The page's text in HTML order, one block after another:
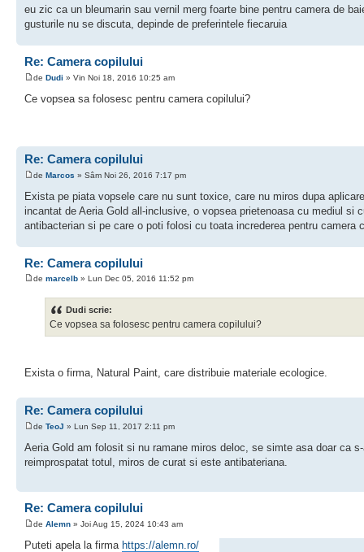
eu zic ca un bleumarin sau vernil merg foarte bine pentru camera de
gusturile nu se discuta, depinde de preferintele fiecaruia
Re: Camera copilului
de Dudi » Vin Noi 18, 2016 10:25 am
Ce vopsea sa folosesc pentru camera copilului?
Re: Camera copilului
de Marcos » Sâm Noi 26, 2016 7:17 pm
Exista pe piata vopsele care nu sunt toxice, care nu miros dupa
incantat de Aeria Gold all-inclusive, o vopsea prietenoasa cu mediul si
antibacterian si pe care o poti folosi cu toata increderea pentru camera
Re: Camera copilului
de marcelb » Lun Dec 05, 2016 11:52 pm
Dudi scrie:
Ce vopsea sa folosesc pentru camera copilului?
Exista o firma, Natural Paint, care distribuie materiale ecologice.
Re: Camera copilului
de TeoJ » Lun Sep 11, 2017 2:11 pm
Aeria Gold am folosit si nu ramane miros deloc, se simte asa doar ca
reimprospatat totul, miros de curat si este antibateriana.
Re: Camera copilului
de Alemn » Joi Aug 15, 2024 10:43 am
Puteti apela la firma https://alemn.ro/